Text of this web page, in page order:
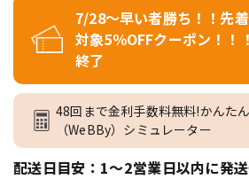
7/28～早い者勝ち！！先
対象5％OFFクーポン！
終了
48回まで金利手数料無料!かんた
（WeBBy）シミュレーター
配送日目安：1～2営業日以内に発